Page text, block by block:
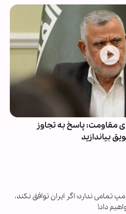
مقاومت: پاسخ به تجاوز
بیاندازید
تمامی ندارد؛ اگر ایران توافق نکند،
داد!